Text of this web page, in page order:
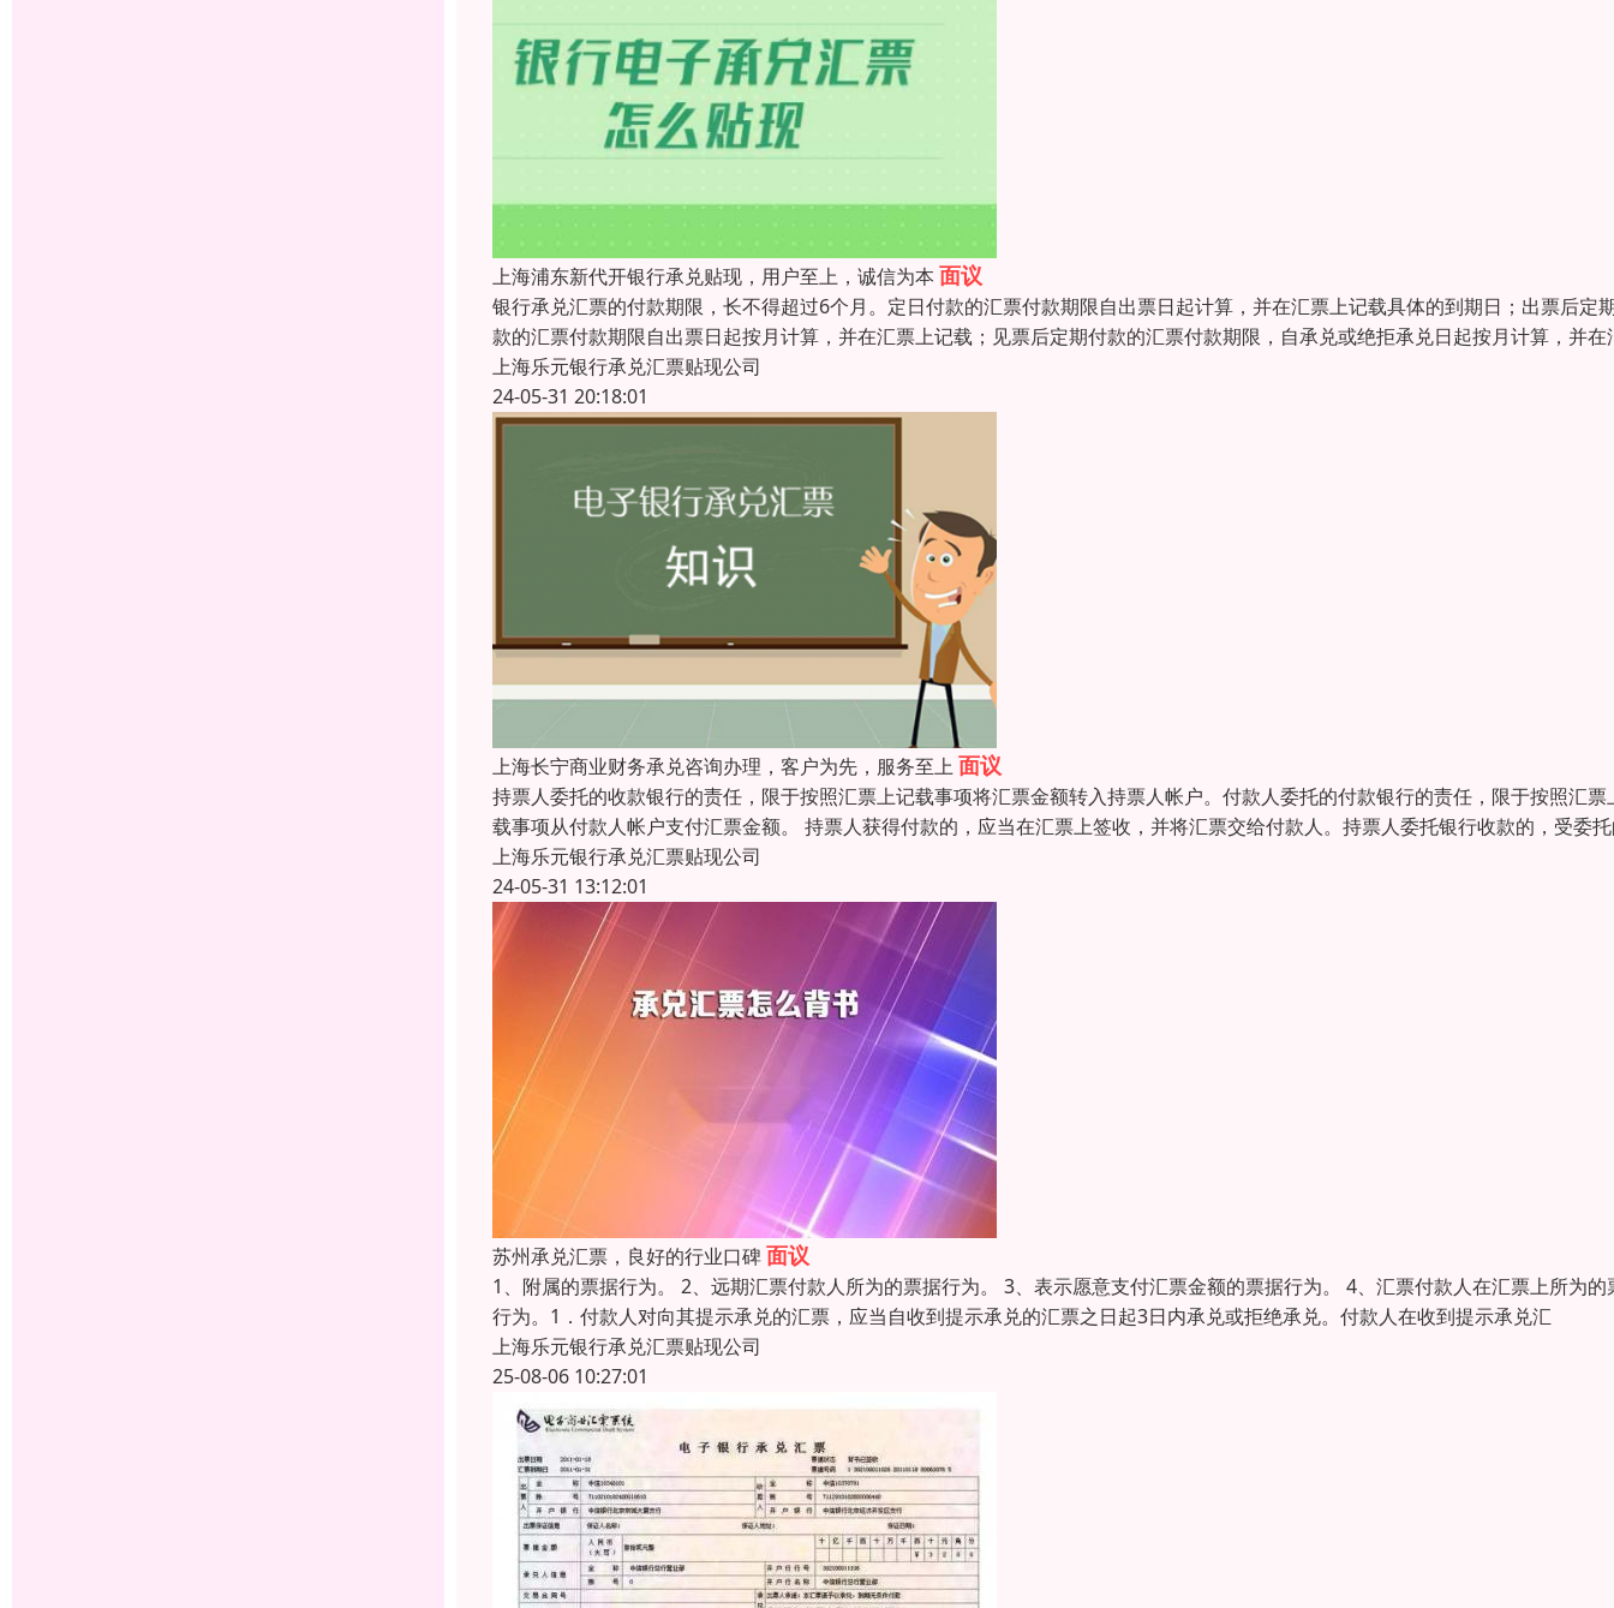
上海浦东新代开银行承兑贴现，用户至上，诚信为本 面议
银行承兑汇票的付款期限，长不得超过6个月。定日付款的汇票付款期限自出票日起计算，并在汇票上记载具体的到期日；出票后定
款的汇票付款期限自出票日起按月计算，并在汇票上记载；见票后定期付款的汇票付款期限，自承兑或绝拒承兑日起按月计算，并在
上海乐元银行承兑汇票贴现公司
24-05-31 20:18:01
上海长宁商业财务承兑咨询办理，客户为先，服务至上 面议
持票人委托的收款银行的责任，限于按照汇票上记载事项将汇票金额转入持票人帐户。付款人委托的付款银行的责任，限于按照汇票
载事项从付款人帐户支付汇票金额。 持票人获得付款的，应当在汇票上签收，并将汇票交给付款人。持票人委托银行收款的，受委
上海乐元银行承兑汇票贴现公司
24-05-31 13:12:01
苏州承兑汇票，良好的行业口碑面议
1、附属的票据行为。 2、远期汇票付款人所为的票据行为。 3、表示愿意支付汇票金额的票据行为。 4、汇票付款人在汇票上所为的
行为。1．付款人对向其提示承兑的汇票，应当自收到提示承兑的汇票之日起3日内承兑或拒绝承兑。付款人在收到提示承兑汇
上海乐元银行承兑汇票贴现公司
25-08-06 10:27:01